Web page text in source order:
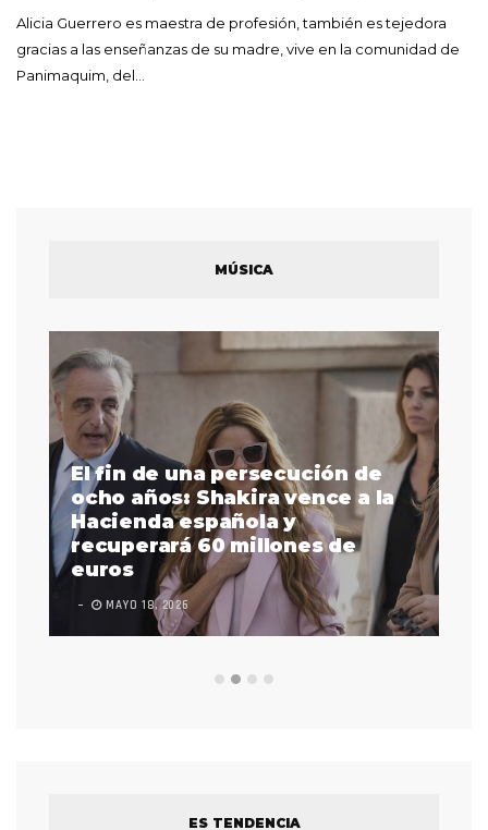
Alicia Guerrero es maestra de profesión, también es tejedora
gracias a las enseñanzas de su madre, vive en la comunidad de
Panimaquim, del…
MÚSICA
El fin de una persecución de
ocho años: Shakira vence a la
Hacienda española y
recuperará 60 millones de
euros
MAYO 18, 2026
ES TENDENCIA